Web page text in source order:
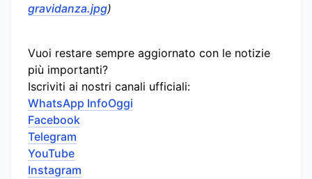
gravidanza.jpg)
Vuoi restare sempre aggiornato con le notizie
più importanti?
Iscriviti ai nostri canali ufficiali:
WhatsApp InfoOggi
Facebook
Telegram
YouTube
Instagram